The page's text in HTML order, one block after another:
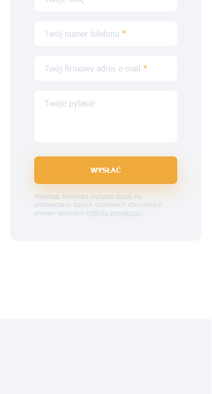
Twój numer telefonu *
Twój firmowy adres e-mail *
Twoje pytanie
WYSŁAĆ
Wysyłając formularz wyrażasz zgodę na
przetwarzanie danych osobowych chronionych
prawem autorskim Polityka prywatności.